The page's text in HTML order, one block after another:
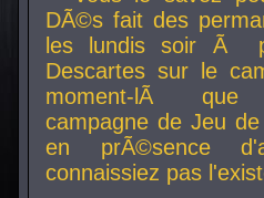
DÃ©s fait des
les lundis soir Ã
Descartes sur le
moment-lÃ que
campagne de Jeu
en prÃ©sence
connaissiez pas